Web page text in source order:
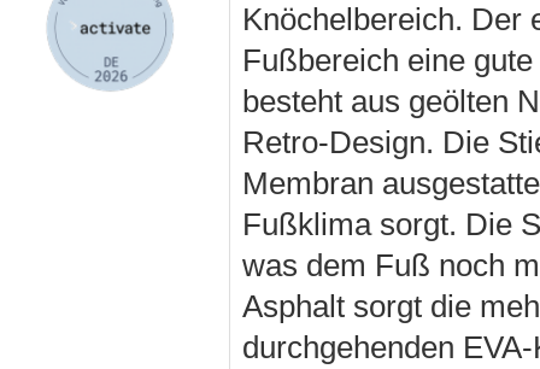
Knöchelbereich. Der
Fußbereich eine
besteht aus geölten
Retro-Design. Die
Membran
Fußklima sorgt. Die
was dem Fuß noch
Asphalt sorgt die
durchgehenden